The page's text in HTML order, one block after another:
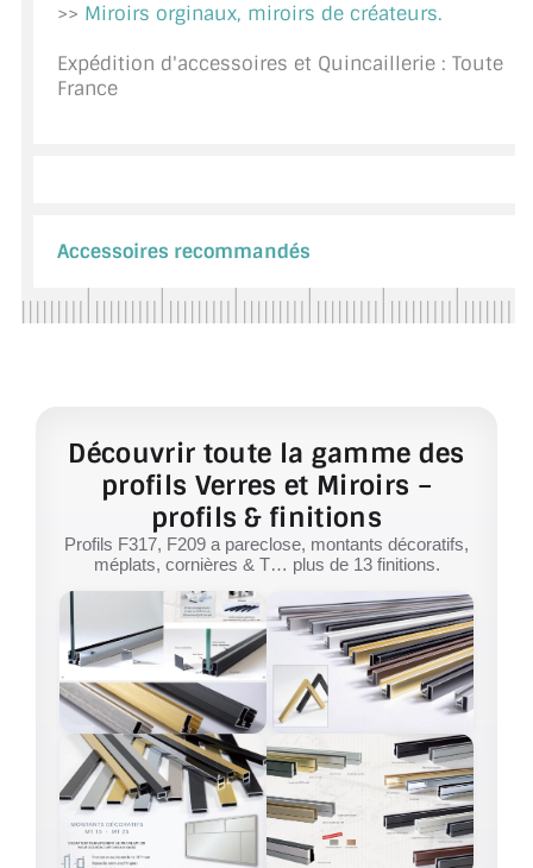
NOUS TROUVER - BUC 78
NOUS CONTACTER
>> Miroirs orginaux, miroirs de créateurs.
Expédition d'accessoires et Quincaillerie : Toute
France
Accessoires recommandés
Découvrir toute la gamme des
profils Verres et Miroirs –
profils & finitions
Profils F317, F209 a pareclose, montants décoratifs,
méplats, cornières & T… plus de 13 finitions.